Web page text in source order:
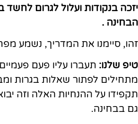
יזכה בנקודות ועלול לגרום לחשד
הבחינה .
זהו, סיימנו את המדריך, נשמע
טיפ שלנו: תעברו עליו פעם
מתחילים לפתור שאלות בגרות
תקפידו על ההנחיות האלה וזה
גם בבחינה.